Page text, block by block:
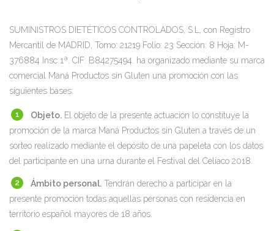
SUMINISTROS DIETÉTICOS CONTROLADOS, S.L, con Registro
Mercantil de MADRID, Tomo: 21219 Folio: 23 Sección: 8 Hoja: M-
376884 Insc 1ª. CIF: B84275494. ha organizado mediante su marca
comercial Maná Productos sin Gluten una promoción con las
siguientes bases:
Objeto. El objeto de la presente actuación lo constituye la
promoción de la marca Maná Productos sin Gluten a través de un
sorteo realizado mediante el depósito de una papeleta con los datos
del participante en una urna durante el Festival del Celíaco 2018.
Ámbito personal. Tendrán derecho a participar en la
presente promoción todas aquellas personas con residencia en
territorio español mayores de 18 años.